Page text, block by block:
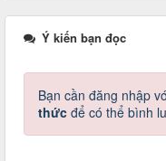
Ý kiến bạn đọc
Bạn cần đăng nhập
thức để có thể bình